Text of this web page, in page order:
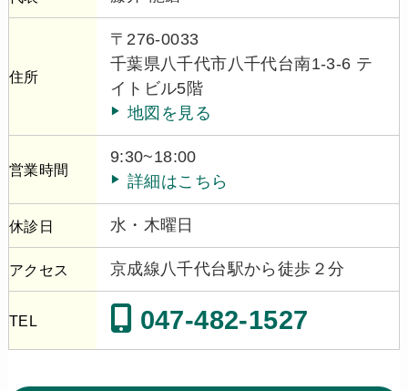
住所
〒276-0033
千葉県八千代市八千代台南1-3-6 テ
イトビル5階
地図を見る
営業時間
9:30~18:00
詳細はこちら
休診日 水・木曜日
アクセス 京成線八千代台駅から徒歩２分
TEL 047-482-1527